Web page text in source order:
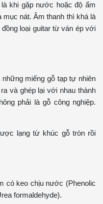
khi gặp nước hoặc độ ẩm
mục nát. Âm thanh thì khá là
loại guitar từ ván ép với
miếng gỗ tạp tự nhiên
và ghép lại với nhau thành
phải là gỗ công nghiệp.
lạng từ khúc gỗ tròn rồi
có keo chịu nước (Phenolic
formaldehyde).